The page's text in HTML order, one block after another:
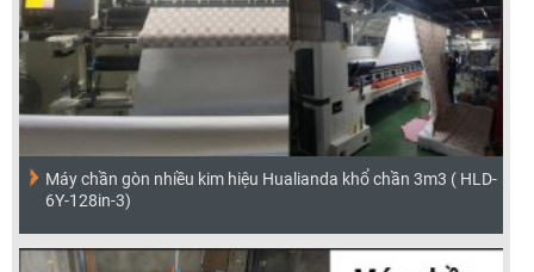
Máy chần gòn nhiều kim hiệu Hualianda khổ chần 3m3 ( HLD-
6Y-128in-3)